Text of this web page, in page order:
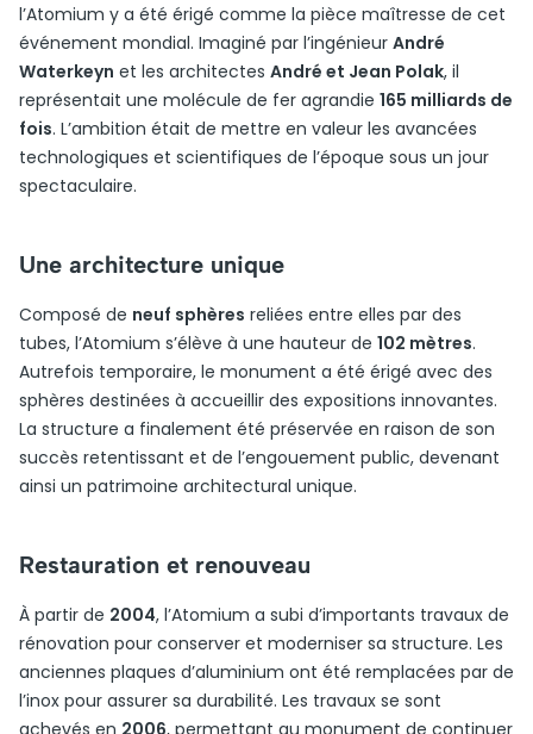
l’Atomium y a été érigé comme la pièce maîtresse de cet
événement mondial. Imaginé par l’ingénieur André
Waterkeyn et les architectes André et Jean Polak, il
représentait une molécule de fer agrandie 165 milliards de
fois. L’ambition était de mettre en valeur les avancées
technologiques et scientifiques de l’époque sous un jour
spectaculaire.
Une architecture unique
Composé de neuf sphères reliées entre elles par des
tubes, l’Atomium s’élève à une hauteur de 102 mètres.
Autrefois temporaire, le monument a été érigé avec des
sphères destinées à accueillir des expositions innovantes.
La structure a finalement été préservée en raison de son
succès retentissant et de l’engouement public, devenant
ainsi un patrimoine architectural unique.
Restauration et renouveau
À partir de 2004, l’Atomium a subi d’importants travaux de
rénovation pour conserver et moderniser sa structure. Les
anciennes plaques d’aluminium ont été remplacées par de
l’inox pour assurer sa durabilité. Les travaux se sont
achevés en 2006, permettant au monument de continuer